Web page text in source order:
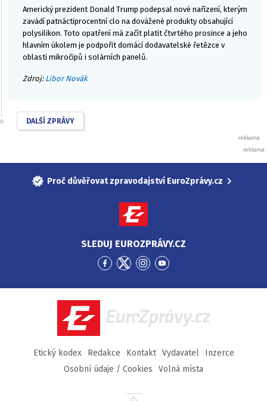
Americký prezident Donald Trump podepsal nové nařízení, kterým
zavádí patnáctiprocentní clo na dovážené produkty obsahující
polysilikon. Toto opatření má začít platit čtvrtého prosince a jeho
hlavním úkolem je podpořit domácí dodavatelské řetězce v
oblasti mikročipů i solárních panelů.
Zdroj: Libor Novák
DALŠÍ ZPRÁVY
Proč důvěřovat zpravodajství EuroZprávy.cz
SLEDUJ EUROZPRÁVY.CZ
Přejít
Facebook
Přejít
Twitter
Přejít
Instagram
Přejít
YouTube
EuroZprávy.cz
Etický kodex Redakce Kontakt Vydavatel
Inzerce
Osobní údaje / Cookies
Volná místa
Přejít